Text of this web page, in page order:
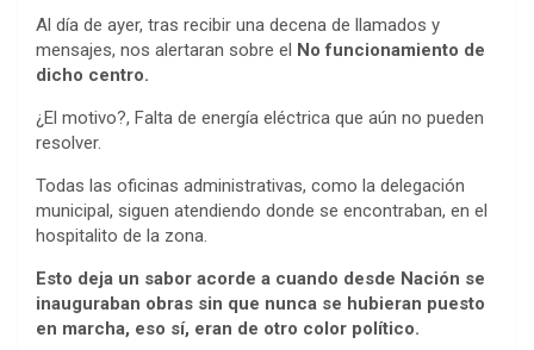
Al día de ayer, tras recibir una decena de llamados y
mensajes, nos alertaran sobre el No funcionamiento de
dicho centro.
¿El motivo?, Falta de energía eléctrica que aún no pueden
resolver.
Todas las oficinas administrativas, como la delegación
municipal, siguen atendiendo donde se encontraban, en el
hospitalito de la zona.
Esto deja un sabor acorde a cuando desde Nación se
inauguraban obras sin que nunca se hubieran puesto
en marcha, eso sí, eran de otro color político.